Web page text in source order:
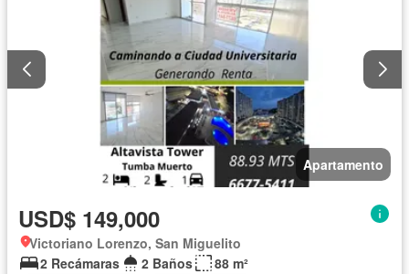
Apartamento
USD$ 149,000
Victoriano Lorenzo, San Miguelito
2 Recámaras
2 Baños
88 m²